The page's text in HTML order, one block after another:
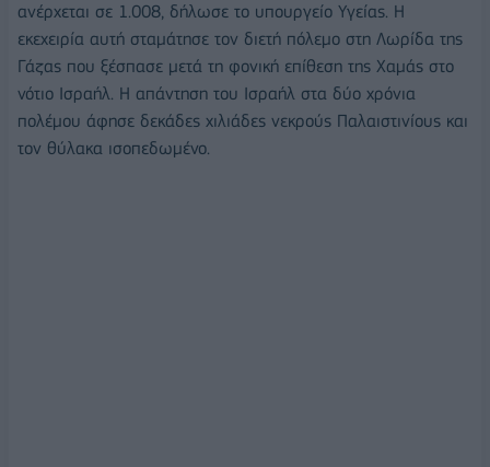
ανέρχεται σε 1.008, δήλωσε το υπουργείο Υγείας. Η
εκεχειρία αυτή σταμάτησε τον διετή πόλεμο στη Λωρίδα της
Γάζας που ξέσπασε μετά τη φονική επίθεση της Χαμάς στο
νότιο Ισραήλ. Η απάντηση του Ισραήλ στα δύο χρόνια
πολέμου άφησε δεκάδες χιλιάδες νεκρούς Παλαιστινίους και
τον θύλακα ισοπεδωμένο.